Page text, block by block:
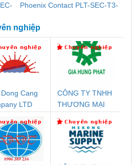
Phoenix Contact PLT-SEC-T3-
nghiệp
Dong Cang
LTD
CÔNG TY TNHH
THƯƠNG MẠI
THUẬT ĐIỆN CƠ
GIA HƯNG
PHÁT